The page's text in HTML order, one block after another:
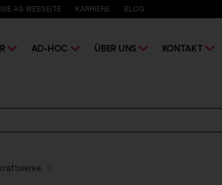
AG WEBSEITE KARRIERE BLOG
AD-HOC ÜBER UNS KONTAKT